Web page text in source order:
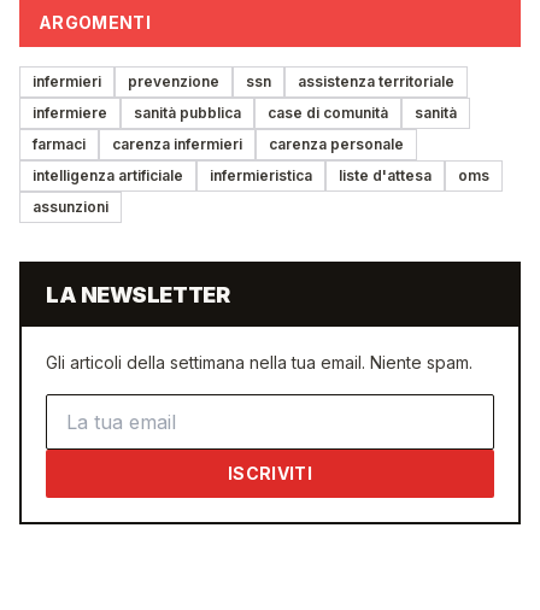
ARGOMENTI
infermieri prevenzione ssn
assistenza territoriale
infermiere
sanità pubblica case di comunità
sanità
farmaci
carenza infermieri
carenza personale
intelligenza artificiale
infermieristica liste d'attesa
oms
assunzioni
LA NEWSLETTER
Gli articoli della settimana nella tua email. Niente spam.
ISCRIVITI